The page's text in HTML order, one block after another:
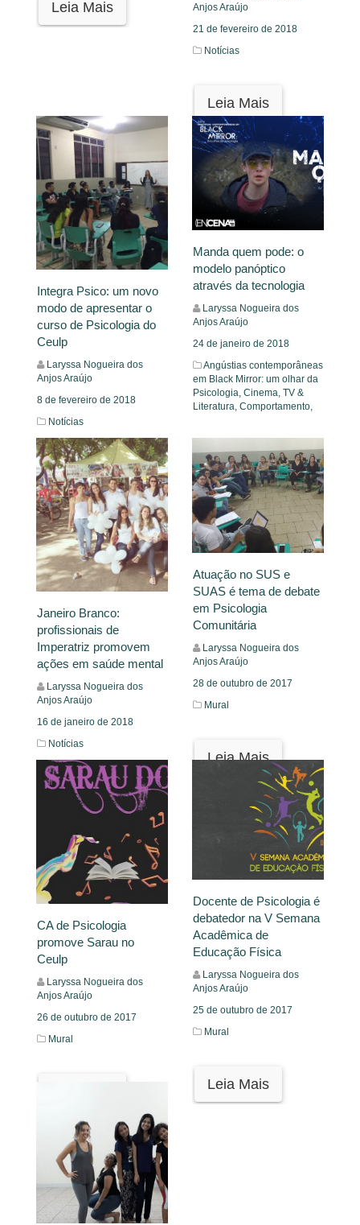
Leia Mais
Anjos Araújo
21 de fevereiro de 2018
Notícias
Leia Mais
Integra Psico: um novo
modo de apresentar o
curso de Psicologia do
Ceulp
Laryssa Nogueira dos
Anjos Araújo
8 de fevereiro de 2018
Notícias
Leia Mais
Manda quem pode: o
modelo panóptico
através da tecnologia
Laryssa Nogueira dos
Anjos Araújo
24 de janeiro de 2018
Angústias contemporâneas
em Black Mirror: um olhar da
Psicologia, Cinema, TV &
Literatura, Comportamento,
Leia Mais
Janeiro Branco:
profissionais de
Imperatriz promovem
ações em saúde mental
Laryssa Nogueira dos
Anjos Araújo
16 de janeiro de 2018
Notícias
Leia Mais
Atuação no SUS e
SUAS é tema de debate
em Psicologia
Comunitária
Laryssa Nogueira dos
Anjos Araújo
28 de outubro de 2017
Mural
Leia Mais
CA de Psicologia
promove Sarau no
Ceulp
Laryssa Nogueira dos
Anjos Araújo
26 de outubro de 2017
Mural
Docente de Psicologia é
debatedor na V Semana
Acadêmica de
Educação Física
Laryssa Nogueira dos
Anjos Araújo
25 de outubro de 2017
Mural
Leia Mais